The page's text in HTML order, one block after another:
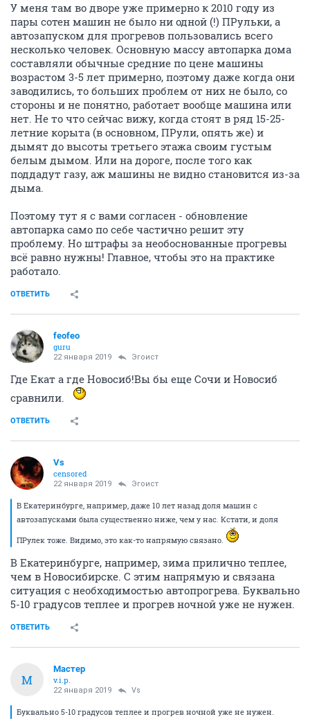
У меня там во дворе уже примерно к 2010 году из
пары сотен машин не было ни одной (!) ПРульки, а
автозапуском для прогревов пользовались всего
несколько человек. Основную массу автопарка дома
составляли обычные средние по цене машины
возрастом 3-5 лет примерно, поэтому даже когда они
заводились, то больших проблем от них не было, со
стороны и не понятно, работает вообще машина или
нет. Не то что сейчас вижу, когда стоят в ряд 15-25-
летние корыта (в основном, ПРули, опять же) и
дымят до высоты третьего этажа своим густым
белым дымом. Или на дороге, после того как
поддадут газу, аж машины не видно становится из-за
дыма.
Поэтому тут я с вами согласен - обновление
автопарка само по себе частично решит эту
проблему. Но штрафы за необоснованные прогревы
всё равно нужны! Главное, чтобы это на практике
работало.
ОТВЕТИТЬ
feofeo
guru
22 января 2019 Эгоист
Где Екат а где Новосиб!Вы бы еще Сочи и Новосиб
сравнили.
ОТВЕТИТЬ
Vs
censored
22 января 2019 Эгоист
В Екатеринбурге, например, даже 10 лет назад доля машин с
автозапусками была существенно ниже, чем у нас. Кстати, и доля
ПРулек тоже. Видимо, это как-то напрямую связано.
В Екатеринбурге, например, зима прилично теплее,
чем в Новосибирске. С этим напрямую и связана
ситуация с необходимостью автопрогрева. Буквально
5-10 градусов теплее и прогрев ночной уже не нужен.
ОТВЕТИТЬ
М
Мастер
v.i.p.
22 января 2019 Vs
Буквально 5-10 градусов теплее и прогрев ночной уже не нужен.